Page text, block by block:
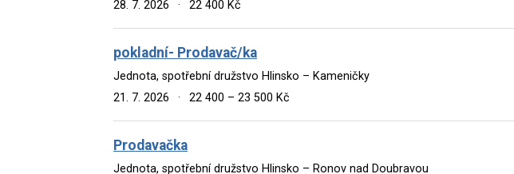
28. 7. 2026
· 22 400 Kč
pokladní- Prodavač/ka
Jednota, spotřební družstvo Hlinsko – Kameničky
21. 7. 2026
· 22 400 – 23 500 Kč
Prodavačka
Jednota, spotřební družstvo Hlinsko – Ronov nad Doubravou